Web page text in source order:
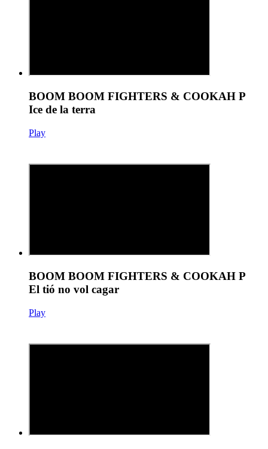
BOOM BOOM FIGHTERS & COOKAH P
Ice de la terra
Play
BOOM BOOM FIGHTERS & COOKAH P
El tió no vol cagar
Play